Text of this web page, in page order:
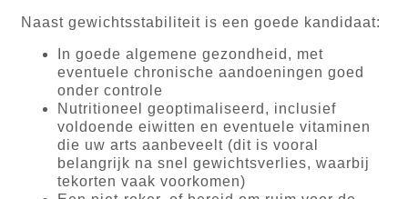
Naast gewichtsstabiliteit is een goede kandidaat:
In goede algemene gezondheid, met
eventuele chronische aandoeningen goed
onder controle
Nutritioneel geoptimaliseerd, inclusief
voldoende eiwitten en eventuele vitaminen
die uw arts aanbeveelt (dit is vooral
belangrijk na snel gewichtsverlies, waarbij
tekorten vaak voorkomen)